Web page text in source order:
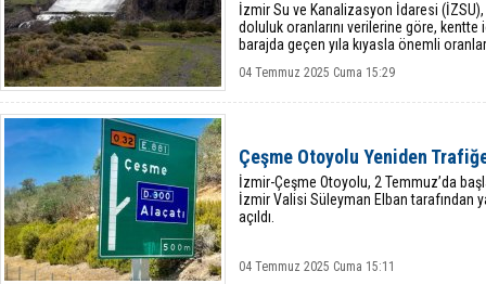
İzmir Su ve Kanalizasyon İdaresi
doluluk oranlarını verilerine göre,
barajda geçen yıla kıyasla önemli
04 Temmuz 2025 Cuma 15:29
Çeşme Otoyolu Yeniden
İzmir-Çeşme Otoyolu, 2 Temmuz’da
İzmir Valisi Süleyman Elban tarafından
açıldı.
04 Temmuz 2025 Cuma 15:11